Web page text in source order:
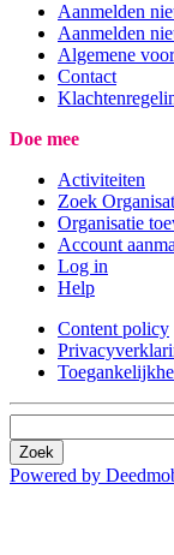
Aanmelden
Aanmelden
Algemene
Contact
Doe mee
Activiteiten
Zoek
Organisatie
Account
Log in
Help
Content policy
Zoek
Powered by